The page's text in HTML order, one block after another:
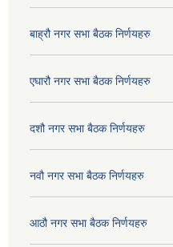
बाह्रौ नगर सभा बैठक निर्णयहरु
एघारौ नगर सभा बैठक निर्णयहरु
दशौ नगर सभा बैठक निर्णयहरु
नवौ नगर सभा बैठक निर्णयहरु
आठौ नगर सभा बैठक निर्णयहरु